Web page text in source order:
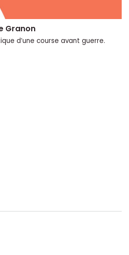
Granon
d’une course avant guerre.